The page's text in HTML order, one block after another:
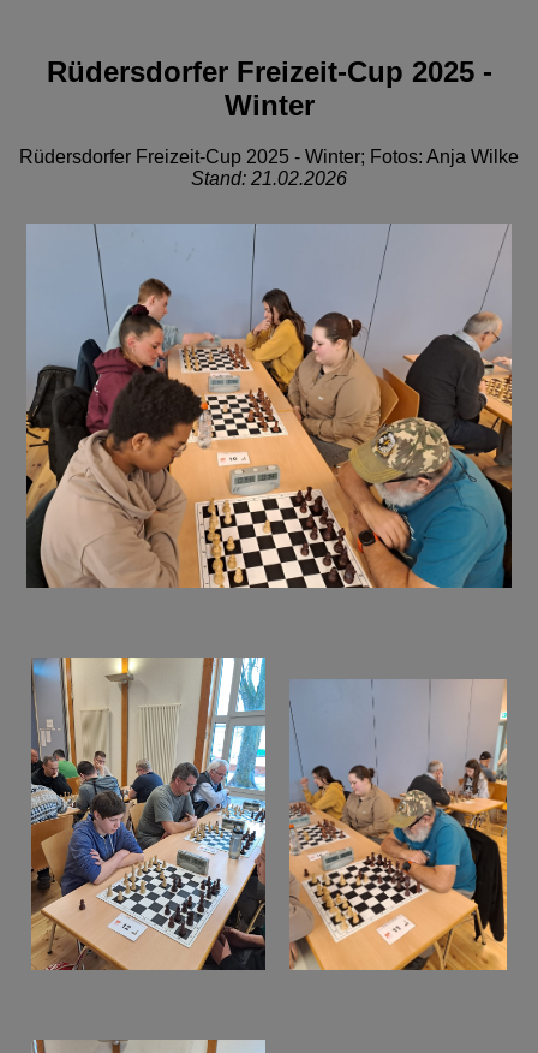
Rüdersdorfer Freizeit-Cup 2025 -
Winter
Rüdersdorfer Freizeit-Cup 2025 - Winter; Fotos: Anja Wilke
Stand: 21.02.2026